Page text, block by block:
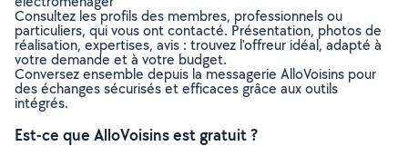
Consultez les profils des membres, professionnels ou
particuliers, qui vous ont contacté. Présentation, photos de
réalisation, expertises, avis : trouvez l'offreur idéal, adapté à
votre demande et à votre budget.
Conversez ensemble depuis la messagerie AlloVoisins pour
des échanges sécurisés et efficaces grâce aux outils
intégrés.
Est-ce que AlloVoisins est gratuit ?